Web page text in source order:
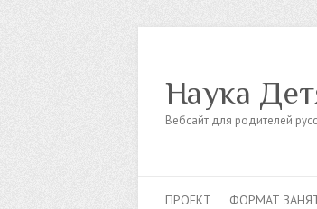
Наука
Вебсайт для родителей
ПРОЕКТ ФОРМАТ